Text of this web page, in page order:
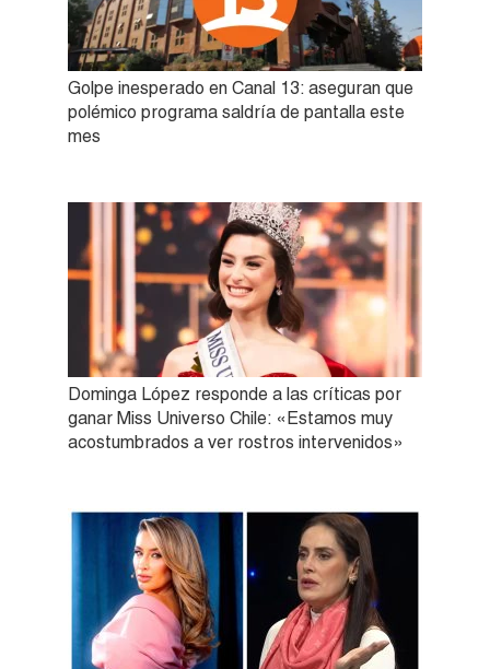
Golpe inesperado en Canal 13: aseguran que
polémico programa saldría de pantalla este
mes
Dominga López responde a las críticas por
ganar Miss Universo Chile: «Estamos muy
acostumbrados a ver rostros intervenidos»